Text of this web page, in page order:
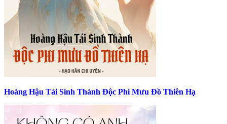
Hoàng Hậu Tái Sinh Thành Độc Phi Mưu Đồ Thiên Hạ